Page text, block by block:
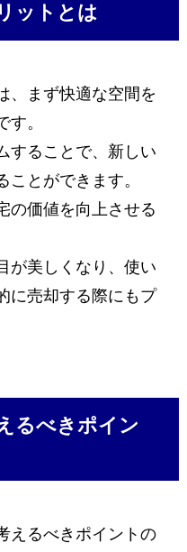
ットとは
、まず快適な空間を
。
することで、新しい
とができます。
の価値を向上させる
が美しくなり、使い
に売却する際にもプ
るべきポイン
えるべきポイントの